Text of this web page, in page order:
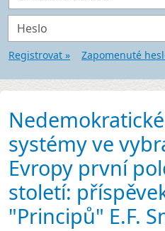
Heslo
Registrovat » Zapomenuté
systémy ve
Evropy první
století:
"Principů" E.F.